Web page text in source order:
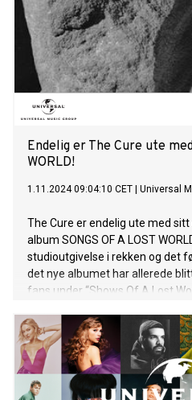
siste årene, etter avlysningen
representerer hans mest
verk til dags dato, og tar oss på
selvdialog. Shawn ble til i løpet
forskjellige steder, inkludert
Studio i New York, Bear Creek
Darkhorse Recordings i
Endelig er The Cure ute
WORLD!
1.11.2024 09:04:10 CET Universal
The Cure er endelig ute med
album SONGS OF A LOST
studioutgivelse i rekken og det
det nye albumet har allerede
fans under “Shows Of A Lost
show for i år når de spiller på
streamet live på The Cures
World The Cure Live At Troxy.
spilt inn i Rockfield Studios i
arrangert av Robert Smith og